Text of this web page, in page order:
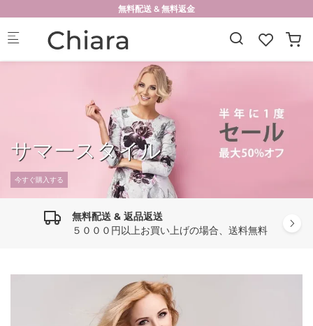
無料配送 & 無料返金
サマースタイル
今すぐ購入する
無料配送 & 返品返送
５０００円以上お買い上げの場合、送料無料